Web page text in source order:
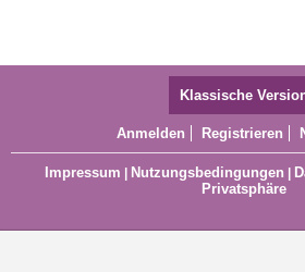
Klassische
Anmelden Registrieren
Impressum Nutzungsbedingungen
Privatsphäre